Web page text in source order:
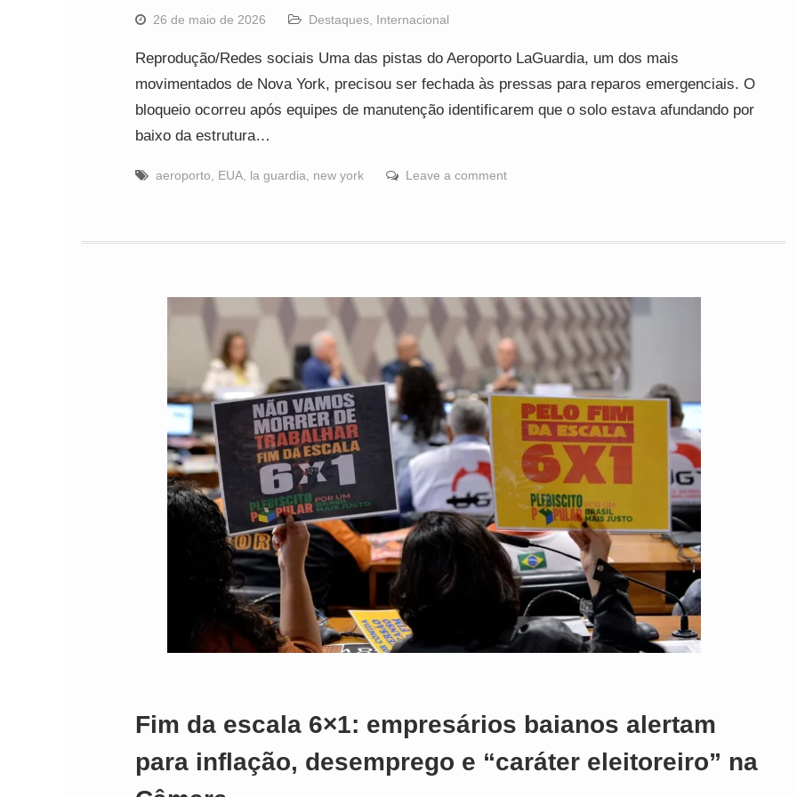
26 de maio de 2026 Destaques Internacional
Reprodução/Redes sociais Uma das pistas do Aeroporto LaGuardia, um dos mais
movimentados de Nova York, precisou ser fechada às pressas para reparos emergenciais. O
bloqueio ocorreu após equipes de manutenção identificarem que o solo estava afundando por
baixo da estrutura…
aeroporto EUA la guardia new york Leave a comment
Fim da escala 6×1: empresários baianos alertam
para inflação, desemprego e “caráter eleitoreiro” na